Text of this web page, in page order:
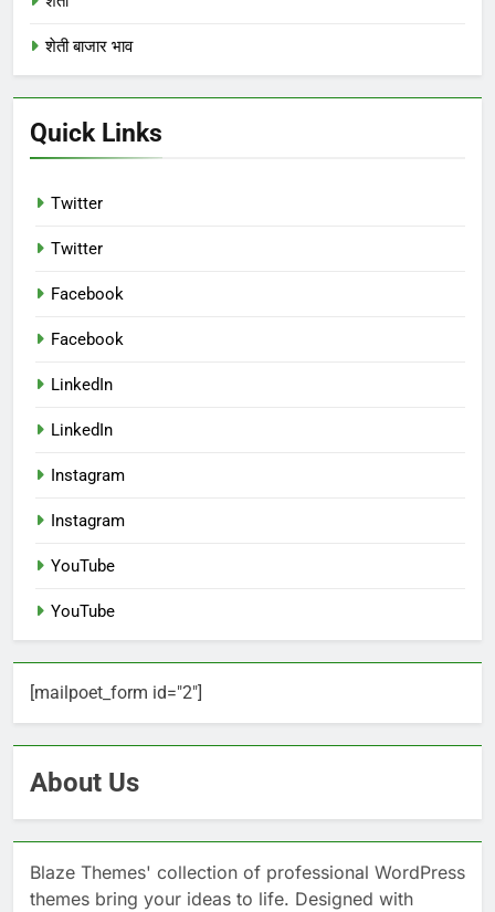
शेती बाजार भाव
Quick Links
Twitter
Twitter
Facebook
Facebook
LinkedIn
LinkedIn
Instagram
Instagram
YouTube
YouTube
[mailpoet_form id="2"]
About Us
Blaze Themes' collection of professional WordPress
themes bring your ideas to life. Designed with